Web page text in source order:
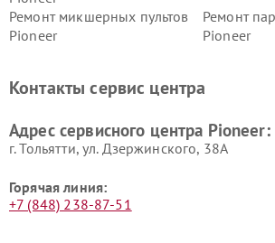
Ремонт микшерных пультов
Pioneer
Ремонт
Pioneer
Контакты сервис центра
Адрес сервисного центра Pioneer:
г. Тольятти, ул. Дзержинского, 38А
Горячая линия:
+7 (848) 238-87-51